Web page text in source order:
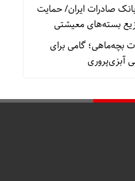
نفری بانک صادرات ایران/ حمایت
بسته‌های معیشتی
بچه‌ماهی؛ گامی برای
آبزی‌پروری